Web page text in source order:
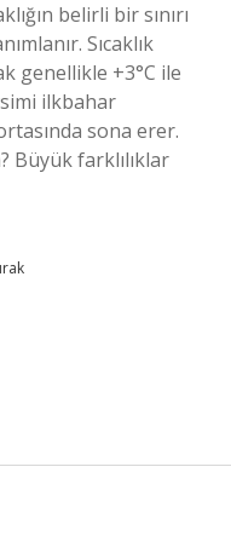
belirli bir sınırı
Sıcaklık
genellikle +3°C ile
ilkbahar
sona erer.
Büyük farklılıklar